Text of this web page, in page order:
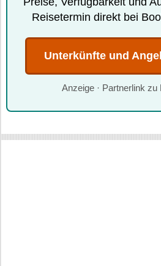
Reisetermin direkt bei
Unterkünfte und
Anzeige · Partnerlink zu